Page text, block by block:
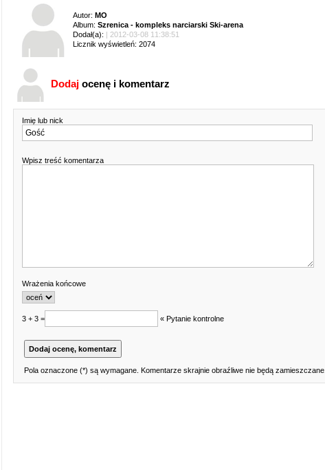
Autor: MO
Album: Szrenica - kompleks narciarski Ski-arena
Dodał(a): | 2012-03-08 11:38:51
Licznik wyświetleń: 2074
Dodaj ocenę i komentarz
Imię lub nick
Wpisz treść komentarza
Wrażenia końcowe
3 + 3 = « Pytanie kontrolne
Pola oznaczone (*) są wymagane. Komentarze skrajnie obraźliwe nie będą zamieszczane.